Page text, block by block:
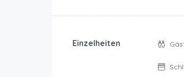
Einzelheiten